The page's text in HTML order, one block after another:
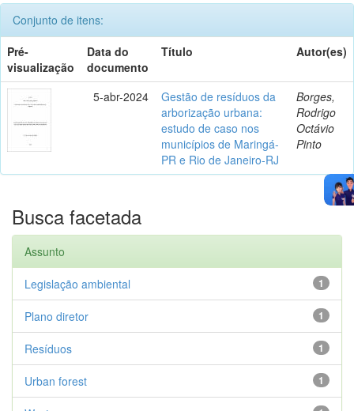
Conjunto de itens:
Pré-
visualização
Data do
documento
Título Autor(es)
5-abr-2024
Gestão de resíduos da
arborização urbana:
estudo de caso nos
municípios de Maringá-
PR e Rio de Janeiro-RJ
Borges,
Rodrigo
Octávio
Pinto
Busca facetada
Assunto
1
Legislação ambiental
1
Plano diretor
1
Resíduos
1
Urban forest